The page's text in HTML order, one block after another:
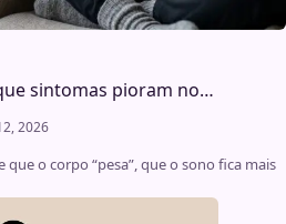
sintomas pioram no…
2026
o corpo “pesa”, que o sono fica mais